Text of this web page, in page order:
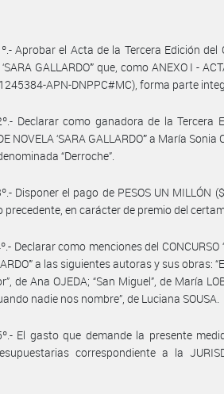
Aprobar el Acta de la Tercera Edición del
GALLARDO’” que, como ANEXO I -
APN-DNPPC#MC), forma parte
Declarar como ganadora de la Tercera
NOVELA ‘SARA GALLARDO’” a María
“Derroche”.
Disponer el pago de PESOS UN MILLÓN
precedente, en carácter de premio del
Declarar como menciones del CONCURSO
a las siguientes autoras y sus obras:
de Ana OJEDA; “San Miguel”, de María
nadie nos nombre”, de Luciana SOUSA.
El gasto que demande la presente
correspondiente a la